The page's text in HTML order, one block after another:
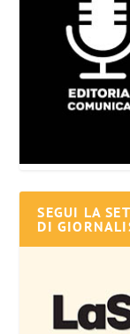
SEGUI LA
DI